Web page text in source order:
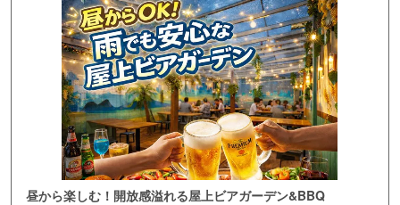
昼から楽しむ！開放感溢れる屋上ビアガーデン&BBQ